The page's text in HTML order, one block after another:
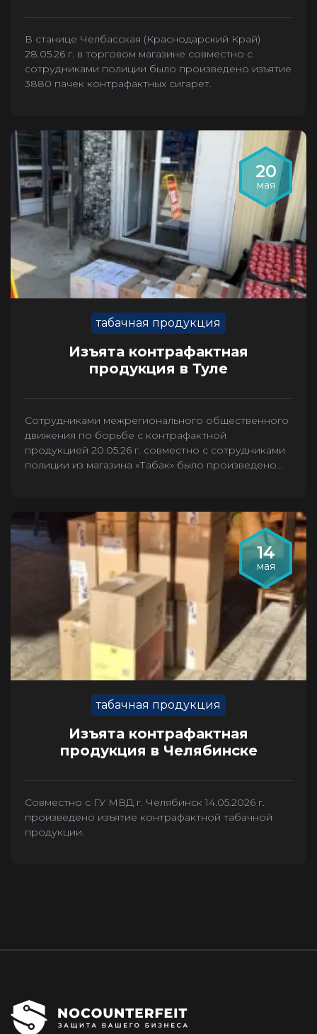
В станице Челбасская (Краснодарский Край)
28.05.26 г. в торговом магазине совместно с
сотрудниками полиции было произведено изъятие
3880 пачек контрафактных сигарет.
20
мая
табачная продукция
Изъята контрафактная
продукция в Туле
Сотрудниками межрегионального общественного
движения по борьбе с контрафактной
продукцией 20.05.26 г. совместно с сотрудниками
полиции из магазина «Табак» было произведено
14
мая
табачная продукция
Изъята контрафактная
продукция в Челябинске
Совместно с ГУ МВД г. Челябинск 14.05.2026 г.
произведено изъятие контрафактной табачной
продукции.